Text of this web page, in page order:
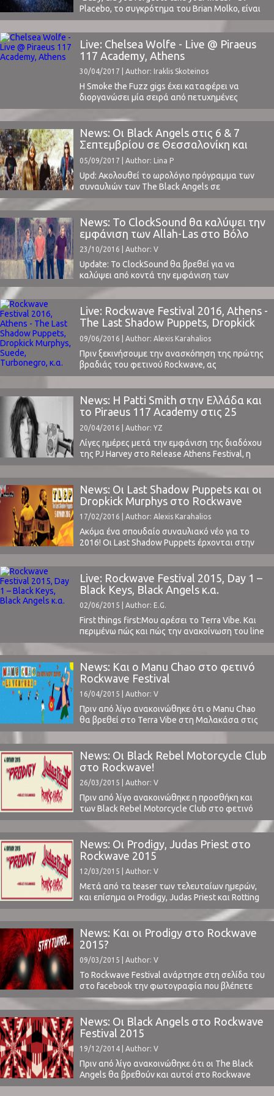
Placebo, το συγκρότημα του Brian Molko, είναι
ίσως το μόνο “εικονικό φάρμακο” που έχει
προκαλέσει “σύνδρομο στέρησης” στους
αναρίθμητους οπαδούς του.Μια συνάντηση
του Brian Molko (φωνή / κιθάρα) με τον παλιό
συμμαθητή του Stefan Olsdal (μπάσο) στο
Λονδίνο, το 1994, στάθηκε ...
Live: Chelsea Wolfe - Live @ Piraeus
117 Academy, Athens
30/04/2017 | Author: Iraklis Skoteinos
H Smoke the Fuzz gigs έχει καταφέρει να
διοργανώσει μία σειρά από πετυχημένες
συναυλίες και ένα μίνι φεστιβάλ, το Smoke The
Fuzz Fest, στα πλαίσια του οποίου είχαν
εμφανιστεί οι Russian Circles τον Νοέμβριο του
2016 (διαβάστε το review μας εδώ). Συνέχεια
λοιπόν του πρώτου αυτού φεστιβάλ αποτελεί
το Smoke ...
News: Οι Black Angels στις 6 & 7
Σεπτεμβρίου σε Θεσσαλονίκη και
Αθήνα
05/09/2017 | Author: Lina P
Upd: Aκολουθεί το ωρολόγιο πρόγραμμα των
συναυλιών των The Black Angels σε
Θεσσαλονίκη και Αθήνα:Τετάρτη 6
Σεπτεμβρίου, Principal Club Theater
(Θεσσαλονίκη) Oι πόρτες ανοίγουν: 20:00 Τhe
Dead Ends on stage: 21:00- 21:35 The Black
Angels on stage: 22:00- 23:30 Το ταμείο του
χώρου θα λειτουργήσει προς εξυπηρέτηση του
κοινού από τις ...
News: Το ClockSound θα καλύψει την
εμφάνιση των Allah-Las στο Βόλο
23/10/2016 | Author: V
Update: Το ClockSound θα βρεθεί για να
καλύψει από κοντά την εμφάνιση των
Καλιφορνέζων Allah-Las στο LabArt, στην
όμορφη πόλη του Βόλου.Οι πολύ αγαπημένοι
του ελληνικού κοινού Allah Las έρχονται για να
μας το παρουσιάσουν το νέο τους άλμπουμ,
"Calico Review", σε έναν Νοέμβρη που είναι
άκρως μουσικός (βλ. Moderat, Club to ...
Live: Rockwave Festival 2016, Athens -
The Last Shadow Puppets, Dropkick
Murphys, Suede, Turbonegro, κ.α.
09/06/2016 | Author: Alexis Karahalios
Πριν ξεκινήσουμε την ανασκόπηση της πρώτης
βραδιάς του φετινού Rockwave, ας
ασχοληθούμε με τα διοργανωτικά, στα οποία
το φεστιβάλ πήρε σχεδόν άριστα. Άνετη
πρόσβαση στον χώρο του Terravibe, οι ώρες
εμφάνισης των καλλιτεχνών τηρήθηκαν
ευλαβικά, υπήρχαν πολλά περίπτερα, μπαρ, beer
pong, που συνέβαλαν στo γιορτινό κλίμα. Δύο
πράγματα έχω να ...
News: Η Patti Smith στην Ελλάδα και
το Piraeus 117 Academy στις 25
Ιουνίου
20/04/2016 | Author: YZ
Λίγες ημέρες μετά την εμφάνιση της διαδόχου
της PJ Harvey στο Release Athens Festival, η
μεγάλη Patti Smith επιστρέφει στην Ελλάδα και
το Piraeus 117 Academy το Σάββατο 25
Ιουνίου.Στην εμφάνισή της αυτή θα ερμηνεύσει
τον πρώτο της δίσκο "Horses" στην ολότητά
του παράλληλα μαζί με ένα best of setlist.Η ...
News: Οι Last Shadow Puppets και οι
Dropkick Murphys στο Rockwave
17/02/2016 | Author: Alexis Karahalios
Ακόμα ένα σπουδαίο συναυλιακό νέο για το
2016! Οι Last Shadow Puppets έρχονται στην
Ελλάδα, στα πλαίσια του Rockwave Festival!
Περίπου ένα μήνα μετά την κυκλοφορία του
νέου τους εξαιρετικού κομματιού Bad Habits, ο
Alex Turner και o Miles Kane θα επισκεφτούν
στη χώρα μας, βάζοντας ένα ακόμα λιθαράκι
στο ...
Live: Rockwave Festival 2015, Day 1 –
Black Keys, Black Angels κ.α.
02/06/2015 | Author: E.G.
First things first:Μου αρέσει το Terra Vibe. Και
περιμένω πώς και πώς την ανακοίνωση του line
up, κάθε χρόνο, και ούτε που κατάλαβα πότε
πέρασαν 20 χρόνια θεσμού. Και
το Rockwave είναι θεσμός, να τα λέμε όπως
είναι – όπως όλοι οι θεσμοί, έχει τα καλά του, τα
News: Και ο Manu Chao στο φετινό
Rockwave Festival
16/04/2015 | Author: V
Πριν από λίγο ανακοινώθηκε ότι ο Manu Chao
θα βρεθεί στο Terra Vibe στη Μαλακάσα στις
21 Ιουλίου. Η συναυλία θα αποτελεί την
τέταρτη μέρα του φετινού Rockwave Festival,
το οποίο μπορεί να μην λαμβάνει χώρα
συνεχόμενες μέρες φέτος αλλά μας παραδίδει
News: Οι Black Rebel Motorcycle Club
στο Rockwave!
26/03/2015 | Author: V
Πριν από λίγο ανακοινώθηκε η προσθήκη και
των Black Rebel Motorcycle Club στο φετινό
Rockwave Festival στις 4 Ιουλίου. Όπως
διαμορφώνεται μέχρι στιγμής, το lineup τη
μέρα αυτή θα περιλαμβάνει Prodigy, BRMC,
Judas Priest, Rotting Christ, John
πληροφορίες για τα εισιτήρια, τα σημεία
προπώλησης και άλλα.Δείτε εδώ ...
News: Οι Prodigy, Judas Priest στο
Rockwave 2015
12/03/2015 | Author: V
Μετά από τα teaser των τελευταίων ημερών,
και επίσημα οι Prodigy, Judas Priest και Rotting
Christ θα είναι μεταξύ των καλλιτεχνών που θα
δούμε στο Rockwave Festival στις 4 Ιουλίου.Η
προπώληση ξεκίνησε στις 6 Μαρτίου, ενώ τα
εισιτήρια κοστίζουν €36 μέχρι τις 31 Μαρτίου,
News: Και οι Prodigy στο Rockwave
2015?
09/03/2015 | Author: V
Το Rockwave Festival ανάρτησε στη σελίδα του
στο facebook την φωτογραφία που βλέπετε
στον τίτλο. Η οποία προέρχεται από το βίντεο
για το νέο κομμάτι των Prodigy Nasty, όπως
μπορείτε να δείτε πιο κάτω. ⁪ Καλώς εχόντων
των πραγμάτων λοιπόν, θα δούμε και τους
συνθέτοντας ...
News: Οι Black Angels στο Rockwave
Festival 2015
19/12/2014 | Author: V
Πριν από λίγο ανακοινώθηκε ότι οι The Black
Angels θα βρεθούν και αυτοί στο Rockwave
Festival 2015. Θα παίξουν στις 30 Μαΐου μαζί με